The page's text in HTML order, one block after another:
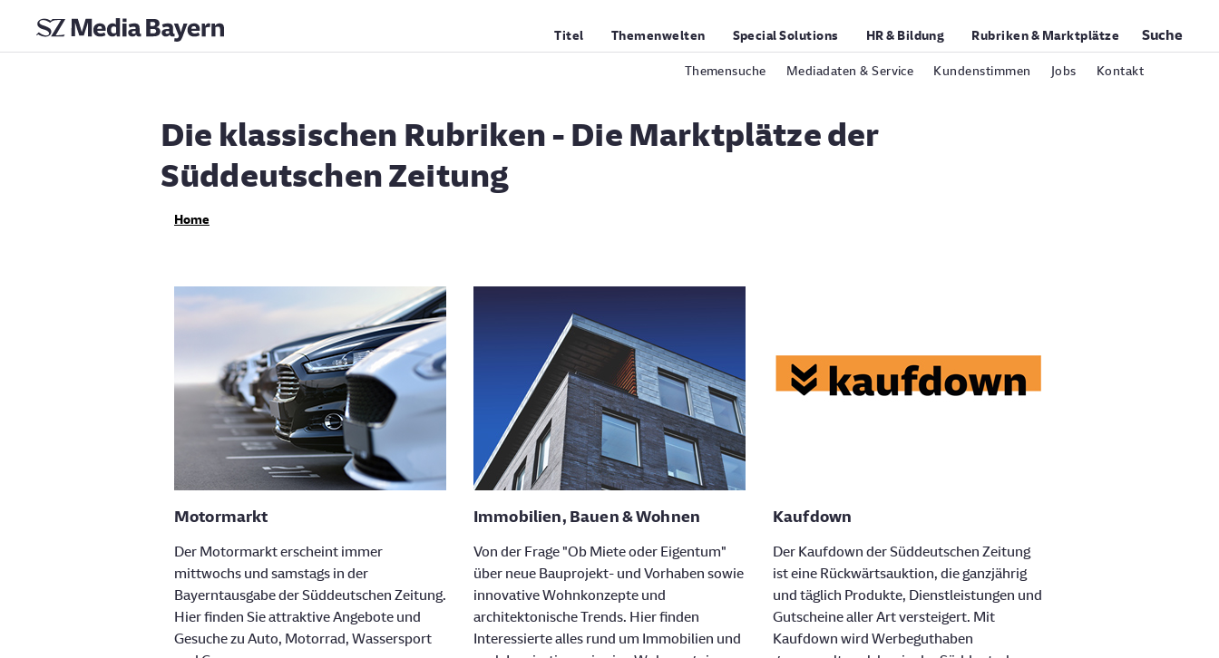
Titel Themenwelten Special Solutions HR & Bildung Rubriken & Marktplätze Suche
Themensuche Mediadaten & Service Kundenstimmen Jobs Kontakt
Die klassischen Rubriken - Die Marktplätze der
Süddeutschen Zeitung
Home
Motormarkt
Der Motormarkt erscheint immer
mittwochs und samstags in der
Bayerntausgabe der Süddeutschen Zeitung.
Hier finden Sie attraktive Angebote und
Gesuche zu Auto, Motorrad, Wassersport
Immobilien, Bauen & Wohnen
Von der Frage "Ob Miete oder Eigentum"
über neue Bauprojekt- und Vorhaben sowie
innovative Wohnkonzepte und
architektonische Trends. Hier finden
Interessierte alles rund um Immobilien und
Kaufdown
Der Kaufdown der Süddeutschen Zeitung
ist eine Rückwärtsauktion, die ganzjährig
und täglich Produkte, Dienstleistungen und
Gutscheine aller Art versteigert. Mit
Kaufdown wird Werbeguthaben